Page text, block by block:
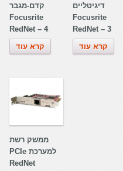
קדם-מגבר
Focusrite
RedNet – 4
קרא עוד
דיגיטליים
Focusrite
RedNet – 3
קרא עוד
ממשק רשת
PCIe למערכת
RedNet